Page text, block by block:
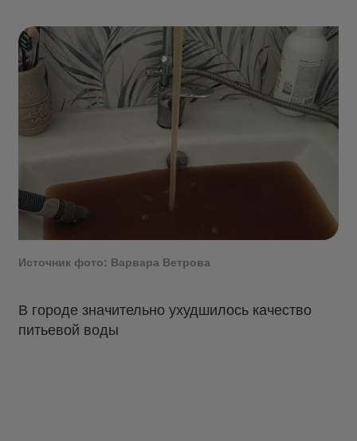
Источник фото: Варвара Ветрова
В городе значительно ухудшилось качество
питьевой воды